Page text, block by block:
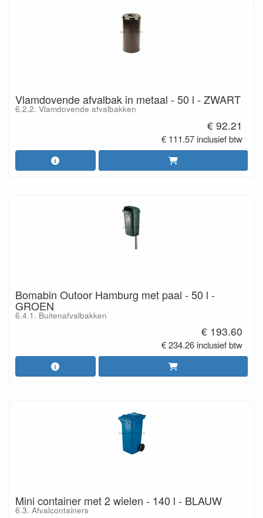
Vlamdovende afvalbak in metaal - 50 l - ZWART
6.2.2. Vlamdovende afvalbakken
€ 92.21
€ 111.57 inclusief btw
Bomabin Outoor Hamburg met paal - 50 l -
GROEN
6.4.1. Buitenafvalbakken
€ 193.60
€ 234.26 inclusief btw
Mini container met 2 wielen - 140 l - BLAUW
6.3. Afvalcontainers